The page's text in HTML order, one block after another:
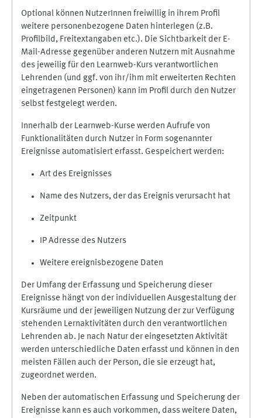
Optional können NutzerInnen freiwillig in ihrem Profil
weitere personenbezogene Daten hinterlegen (z.B.
Profilbild, Freitextangaben etc.). Die Sichtbarkeit der E-
Mail-Adresse gegenüber anderen Nutzern mit Ausnahme
des jeweilig für den Learnweb-Kurs verantwortlichen
Lehrenden (und ggf. von ihr/ihm mit erweiterten Rechten
eingetragenen Personen) kann im Profil durch den Nutzer
selbst festgelegt werden.
Innerhalb der Learnweb-Kurse werden Aufrufe von
Funktionalitäten durch Nutzer in Form sogenannter
Ereignisse automatisiert erfasst. Gespeichert werden:
Art des Ereignisses
Name des Nutzers, der das Ereignis verursacht hat
Zeitpunkt
IP Adresse des Nutzers
Weitere ereignisbezogene Daten
Der Umfang der Erfassung und Speicherung dieser
Ereignisse hängt von der individuellen Ausgestaltung der
Kursräume und der jeweiligen Nutzung der zur Verfügung
stehenden Lernaktivitäten durch den verantwortlichen
Lehrenden ab. Je nach Natur der eingesetzten Aktivität
werden unterschiedliche Daten erfasst und können in den
meisten Fällen auch der Person, die sie erzeugt hat,
zugeordnet werden.
Neben der automatischen Erfassung und Speicherung der
Ereignisse kann es auch vorkommen, dass weitere Daten,